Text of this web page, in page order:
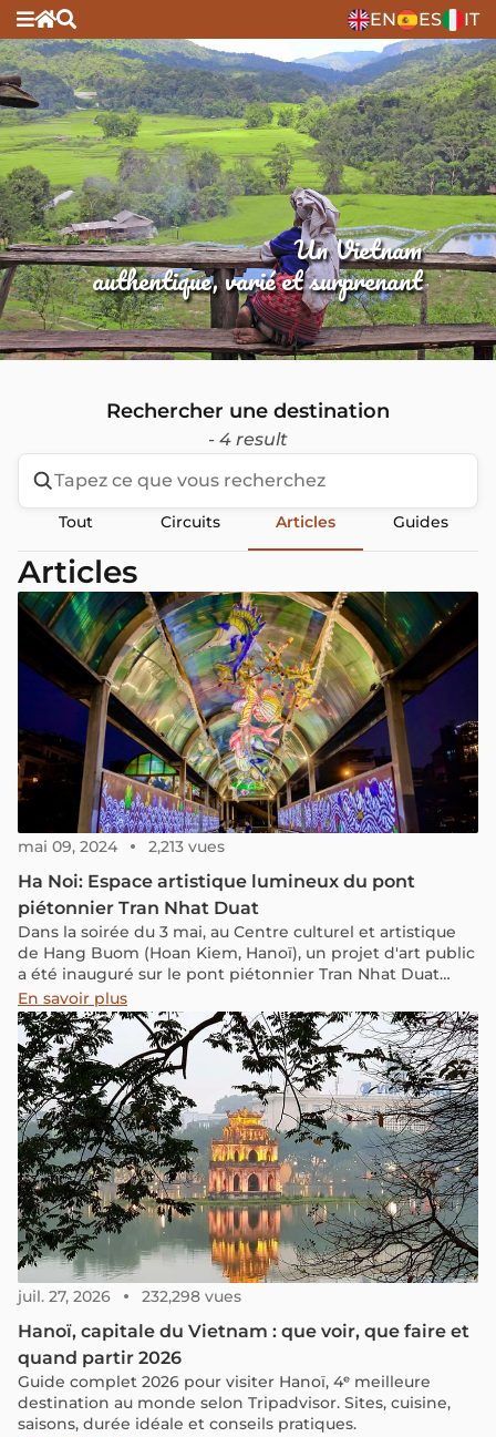
EN ES IT
Un Vietnam
authentique, varié et surprenant
Rechercher une destination
- 4 result
Tout Circuits Articles Guides
Articles
mai 09, 2024 2,213 vues
Ha Noi: Espace artistique lumineux du pont
piétonnier Tran Nhat Duat
Dans la soirée du 3 mai, au Centre culturel et artistique
de Hang Buom (Hoan Kiem, Hanoï), un projet d'art public
a été inauguré sur le pont piétonnier Tran Nhat Duat
reliant le projet d'art public Phuc Tan.
En savoir plus
juil. 27, 2026 232,298 vues
Hanoï, capitale du Vietnam : que voir, que faire et
quand partir 2026
Guide complet 2026 pour visiter Hanoï, 4ᵉ meilleure
destination au monde selon Tripadvisor. Sites, cuisine,
saisons, durée idéale et conseils pratiques.